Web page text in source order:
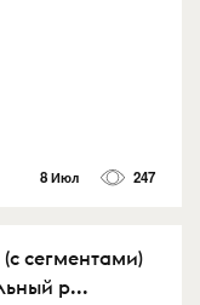
8 Июл 247
сегментами)
р...